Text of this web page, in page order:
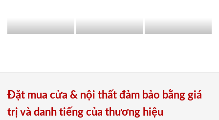
Đặt mua cửa & nội thất đảm bảo bằng giá
trị và danh tiếng của thương hiệu